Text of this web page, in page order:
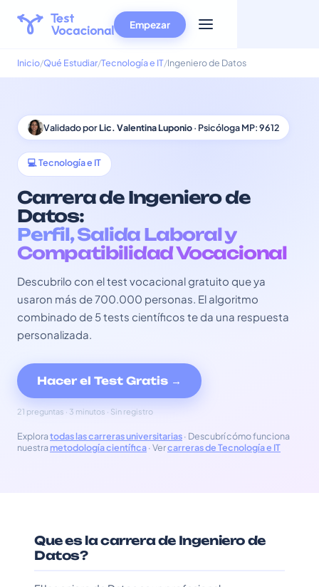
Empezar
Inicio Qué Estudiar Tecnología e IT Ingeniero de Datos
Validado porLic. Valentina Luponio· Psicóloga MP: 9612
💻 Tecnología e IT
Carrera de Ingeniero de
Datos:
Perfil, Salida Laboral y
Compatibilidad Vocacional
Descubrilo con el test vocacional gratuito que ya
usaron más de 700.000 personas. El algoritmo
combinado de 5 tests científicos te da una respuesta
personalizada.
Hacer el Test Gratis →
21 preguntas · 3 minutos · Sin registro
Exploratodas las carreras universitarias· Descubrí cómo funciona
nuestra metodología científica· Vercarreras de Tecnología e IT
Que es la carrera de Ingeniero de
Datos?